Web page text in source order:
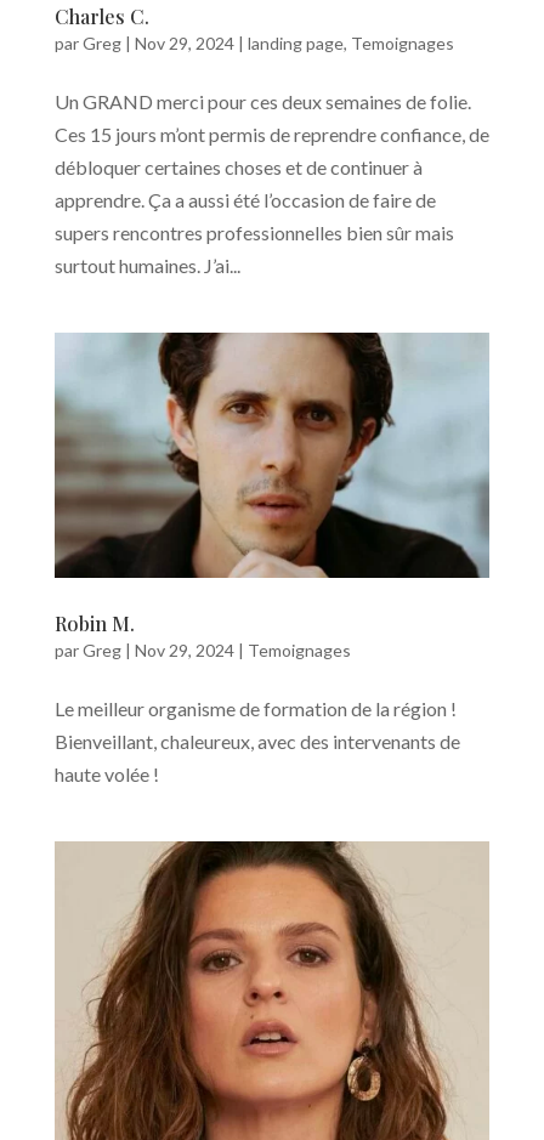
Charles C.
parGreg| Nov 29, 2024| landing page, Temoignages
Un GRAND merci pour ces deux semaines de folie.
Ces 15 jours m’ont permis de reprendre confiance, de
débloquer certaines choses et de continuer à
apprendre. Ça a aussi été l’occasion de faire de
supers rencontres professionnelles bien sûr mais
surtout humaines. J’ai...
Robin M.
parGreg| Nov 29, 2024| Temoignages
Le meilleur organisme de formation de la région !
Bienveillant, chaleureux, avec des intervenants de
haute volée !